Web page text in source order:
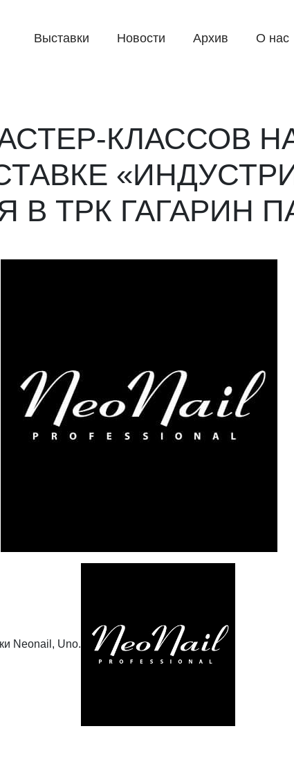
Выставки Новости Архив О нас
КЛАССОВ
В ТРК ГАГАРИН
Neonail, Uno.